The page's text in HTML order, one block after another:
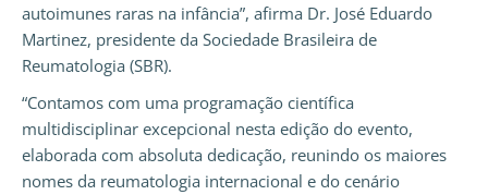
autoimunes raras na infância”, afirma Dr. José Eduardo
Martinez, presidente da Sociedade Brasileira de
Reumatologia (SBR).
“Contamos com uma programação científica
multidisciplinar excepcional nesta edição do evento,
elaborada com absoluta dedicação, reunindo os maiores
nomes da reumatologia internacional e do cenário